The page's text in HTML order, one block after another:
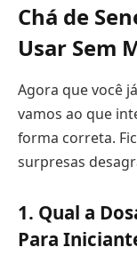
Chá de
Usar Sem
Agora que você
vamos ao que
forma correta.
surpresas
1. Qual a
Para